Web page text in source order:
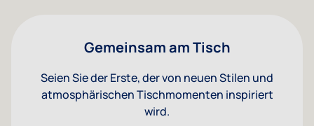
Gemeinsam am Tisch
Seien Sie der Erste, der von neuen Stilen und
atmosphärischen Tischmomenten inspiriert
wird.